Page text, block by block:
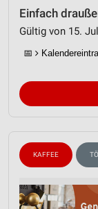
Einfach
Gültig von 15.
📅
KAFFEE